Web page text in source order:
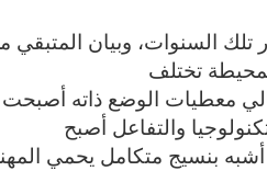
تلك السنوات، وبيان
تختلف
معطيات الوضع ذاته أصبحت
والتفاعل أصبح
أشبه بنسيج متكامل يحمي